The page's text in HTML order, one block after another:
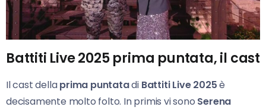
Battiti Live 2025 prima puntata, il cast
Il cast dellaprima puntatadi Battiti Live 2025è
decisamente molto folto. In primis vi sono Serena